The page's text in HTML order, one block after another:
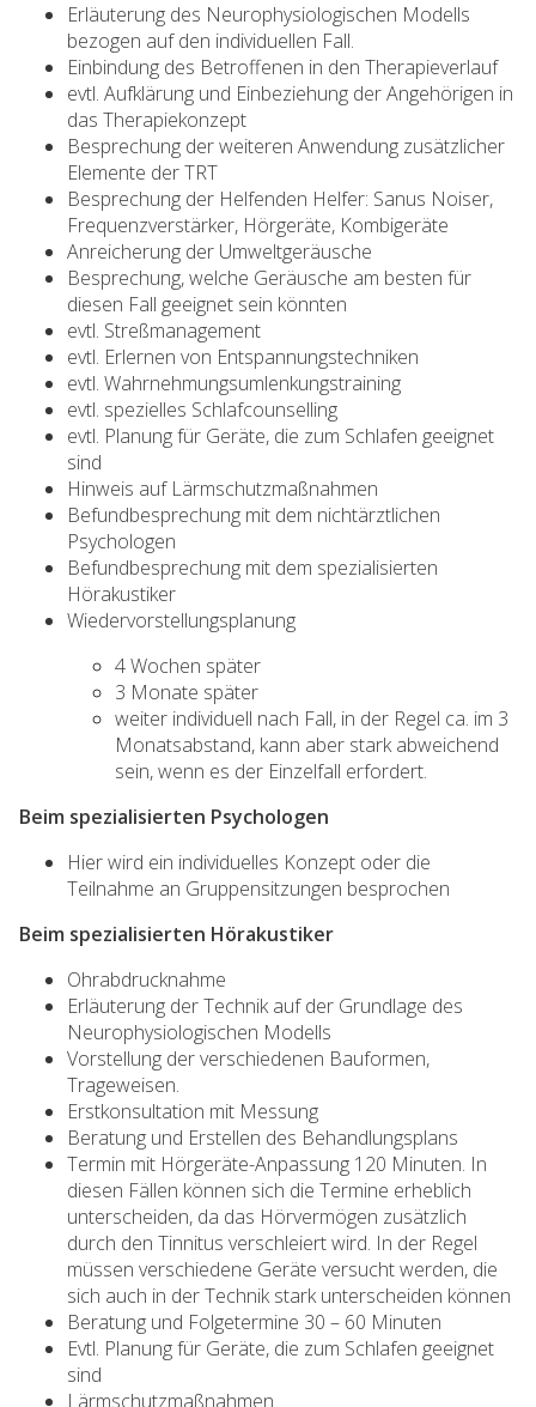
Erläuterung des Neurophysiologischen Modells
bezogen auf den individuellen Fall.
Einbindung des Betroffenen in den Therapieverlauf
evtl. Aufklärung und Einbeziehung der Angehörigen in
das Therapiekonzept
Besprechung der weiteren Anwendung zusätzlicher
Elemente der TRT
Besprechung der Helfenden Helfer: Sanus Noiser,
Frequenzverstärker, Hörgeräte, Kombigeräte
Anreicherung der Umweltgeräusche
Besprechung, welche Geräusche am besten für
diesen Fall geeignet sein könnten
evtl. Streßmanagement
evtl. Erlernen von Entspannungstechniken
evtl. Wahrnehmungsumlenkungstraining
evtl. spezielles Schlafcounselling
evtl. Planung für Geräte, die zum Schlafen geeignet
sind
Hinweis auf Lärmschutzmaßnahmen
Befundbesprechung mit dem nichtärztlichen
Psychologen
Befundbesprechung mit dem spezialisierten
Hörakustiker
Wiedervorstellungsplanung
4 Wochen später
3 Monate später
weiter individuell nach Fall, in der Regel ca. im 3
Monatsabstand, kann aber stark abweichend
sein, wenn es der Einzelfall erfordert.
Beim spezialisierten Psychologen
Hier wird ein individuelles Konzept oder die
Teilnahme an Gruppensitzungen besprochen
Beim spezialisierten Hörakustiker
Ohrabdrucknahme
Erläuterung der Technik auf der Grundlage des
Neurophysiologischen Modells
Vorstellung der verschiedenen Bauformen,
Trageweisen.
Erstkonsultation mit Messung
Beratung und Erstellen des Behandlungsplans
Termin mit Hörgeräte-Anpassung 120 Minuten. In
diesen Fällen können sich die Termine erheblich
unterscheiden, da das Hörvermögen zusätzlich
durch den Tinnitus verschleiert wird. In der Regel
müssen verschiedene Geräte versucht werden, die
sich auch in der Technik stark unterscheiden können
Beratung und Folgetermine 30 – 60 Minuten
Evtl. Planung für Geräte, die zum Schlafen geeignet
sind
Lärmschutzmaßnahmen